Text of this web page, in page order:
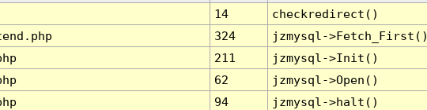
14
checkredirect()
324
jzmysql-
211
jzmysql->Init()
62
jzmysql->Open()
94
jzmysql->halt()